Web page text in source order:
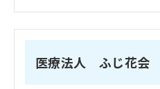
医療法人 ふじ花会